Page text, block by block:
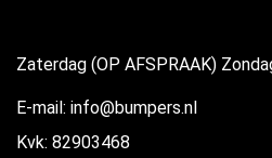
Zaterdag (OP AFSPRAAK)
E-mail: info@bumpers.nl
Kvk: 82903468